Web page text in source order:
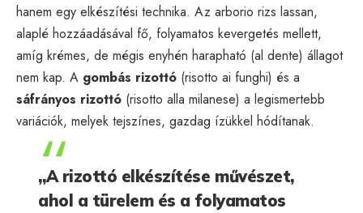
hanem egy elkészítési technika. Az arborio rizs lassan,
alaplé hozzáadásával fő, folyamatos kevergetés mellett,
amíg krémes, de mégis enyhén harapható (al dente) állagot
nem kap. A gombás rizottó (risotto ai funghi) és a
sáfrányos rizottó (risotto alla milanese) a legismertebb
variációk, melyek tejszínes, gazdag ízükkel hódítanak.
„A rizottó elkészítése művészet,
ahol a türelem és a folyamatos